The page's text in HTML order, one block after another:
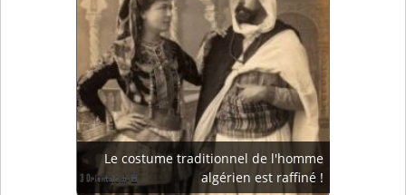
Le costume traditionnel de l'homme
algérien est raffiné !